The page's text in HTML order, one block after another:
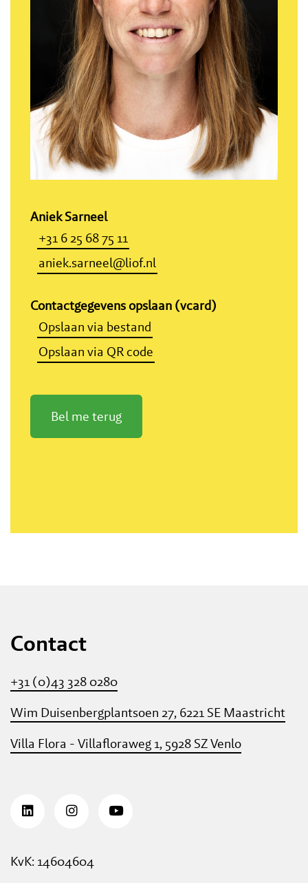
Aniek Sarneel
+31 6 25 68 75 11
aniek.sarneel@liof.nl
Contactgegevens opslaan (vcard)
Opslaan via bestand
Opslaan via QR code
Bel me terug
Contact
+31 (0)43 328 0280
Wim Duisenbergplantsoen 27, 6221 SE Maastricht
Villa Flora - Villafloraweg 1, 5928 SZ Venlo
KvK: 14604604